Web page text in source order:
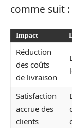
comme suit :
Impact
Réduction
des coûts
de livraison
Satisfaction
accrue des
clients